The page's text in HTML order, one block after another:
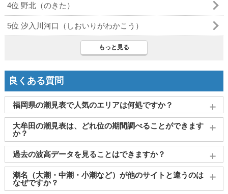
4位 野北（のきた）
5位 汐入川河口（しおいりがわかこう）
もっと見る
良くある質問
福岡県の潮見表で人気のエリアは何処ですか？
福岡市（博多）、北九州市（日明）、北九州市(若松)、 苅田
大牟田 がよく見られております。
大牟田の潮見表は、どれ位の期間調べることができます
か？
2011～2027年までの16年間分の潮汐情報や日の出・日の入りを
調べることができます。視覚的に分かり易くタイドグラフで、
日の出・日の入り情報も合わせて確認することができます。
過去の波高データを見ることはできますか？
大変申し訳ございませんが、過去の波高データ（波の高さ）に
関してはご提供しておりません。
潮名（大潮・中潮・小潮など）が他のサイトと違うのは
なぜですか？